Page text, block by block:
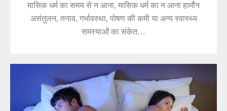
मासिक धर्म का समय से न आना, मासिक धर्म का न आना हार्मोन
असंतुलन, तनाव, गर्भावस्था, पोषण की कमी या अन्य स्वास्थ्य
समस्याओं का संकेत…